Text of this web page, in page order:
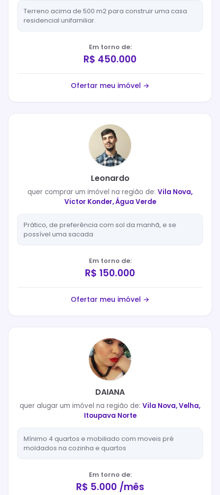
Terreno acima de 500 m2 para construir uma casa
residencial unifamiliar.
Em torno de:
R$ 450.000
Ofertar meu imóvel →
Leonardo
quer comprar um imóvel na região de: Vila Nova,
Victor Konder, Água Verde
Prático, de preferência com sol da manhã, e se
possível uma sacada
Em torno de:
R$ 150.000
Ofertar meu imóvel →
DAIANA
quer alugar um imóvel na região de: Vila Nova, Velha,
Itoupava Norte
Mínimo 4 quartos e mobiliado com moveis pré
moldados na cozinha e quartos
Em torno de:
R$ 5.000 /mês